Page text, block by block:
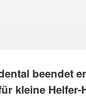
beendet
kleine Helfer-